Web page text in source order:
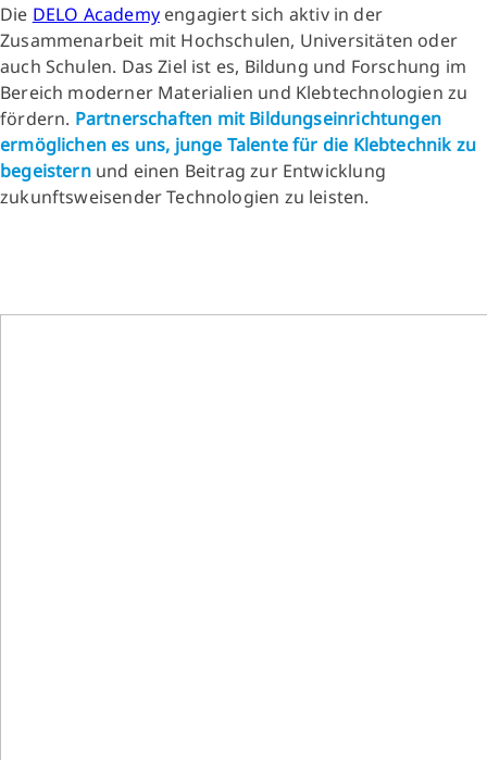
Die DELO Academyengagiert sich aktiv in der
Zusammenarbeit mit Hochschulen, Universitäten oder
auch Schulen. Das Ziel ist es, Bildung und Forschung im
Bereich moderner Materialien und Klebtechnologien zu
fördern. Partnerschaften mit Bildungseinrichtungen
ermöglichen es uns, junge Talente für die Klebtechnik zu
begeisternund einen Beitrag zur Entwicklung
zukunftsweisender Technologien zu leisten.